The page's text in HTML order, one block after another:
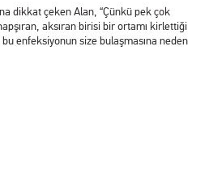
dikkat çeken Alan, “Çünkü pek çok
aksıran birisi bir ortamı kirlettiği
enfeksiyonun size bulaşmasına neden